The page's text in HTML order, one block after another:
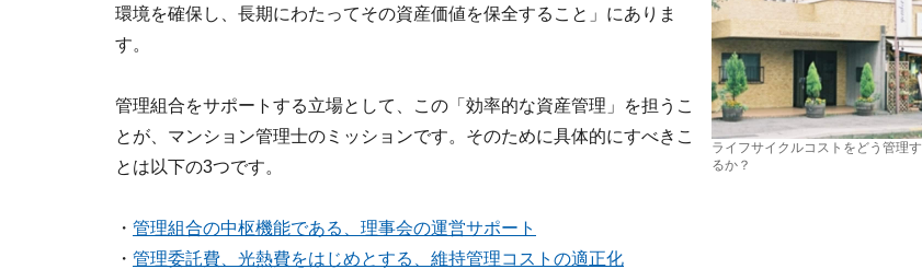
ライフサイクルコストをどう管理す
るか？
環境を確保し、長期にわたってその資産価値を保全すること」にありま
す。
管理組合をサポートする立場として、この「効率的な資産管理」を担うこ
とが、マンション管理士のミッションです。そのために具体的にすべきこ
とは以下の3つです。
・ 管理組合の中枢機能である、理事会の運営サポート
・ 管理委託費、光熱費をはじめとする、維持管理コストの適正化